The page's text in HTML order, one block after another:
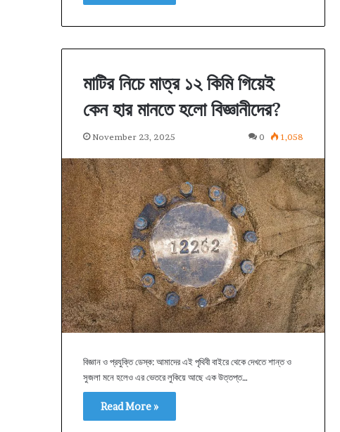
মাটির নিচে মাত্র ১২ কিমি গিয়েই
কেন হার মানতে হলো বিজ্ঞানীদের?
November 23, 2025 0 1,058
বিজ্ঞান ও প্রযুক্তি ডেস্ক: আমাদের এই পৃথিবী বাইরে থেকে দেখতে শান্ত ও
সুজলা মনে হলেও এর ভেতরে লুকিয়ে আছে এক উত্তপ্ত…
Read More »